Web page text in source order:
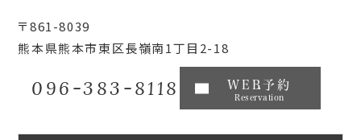
〒861-8039
熊本県熊本市東区長嶺南1丁目2-18
096-383-8118 WEB予約
Reservation